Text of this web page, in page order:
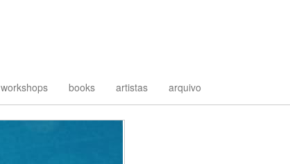
workshops books artistas arquivo